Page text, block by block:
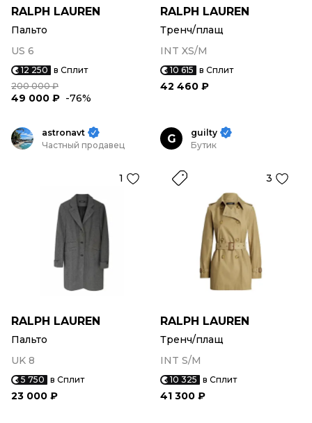
RALPH LAUREN
Пальто
US 6
12 250 в Сплит
200 000 ₽
49 000 ₽ -76%
RALPH LAUREN
Тренч/плащ
INT XS/M
10 615 в Сплит
42 460 ₽
astronavt
Частный продавец
1
RALPH LAUREN
Пальто
UK 8
5 750 в Сплит
23 000 ₽
G
guilty
Бутик
3
RALPH LAUREN
Тренч/плащ
INT S/M
10 325 в Сплит
41 300 ₽